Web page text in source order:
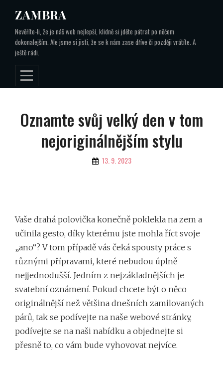
content
ZAMBRA
Nevěříte-li, že je náš web nejlepší, klidně si jděte pátrat po něčem
dokonalejším. Ale jsme si jisti, že se k nám zase dříve či později vrátíte. A
ještě rádi.
Oznamte svůj velký den v tom
nejoriginálnějším stylu
By 13. 9. 2023
Vaše drahá polovička konečně poklekla na zem a
učinila gesto, díky kterému jste mohla říct svoje
„ano“? V tom případě vás čeká spousty práce s
různými přípravami, které nebudou úplně
nejjednodušší. Jedním z nejzákladnějších je
svatební oznámení. Pokud chcete být o něco
originálnější než většina dnešních zamilovaných
párů, tak se podívejte na naše webové stránky,
podívejte se na naši nabídku a objednejte si
přesně to, co vám bude vyhovovat nejvíce.
Navigace
pro
příspěvek